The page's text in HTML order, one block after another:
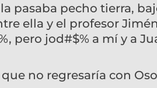
pasaba pecho tierra,
ella y el profesor
pero jod#$% a mí y a
no regresaría con